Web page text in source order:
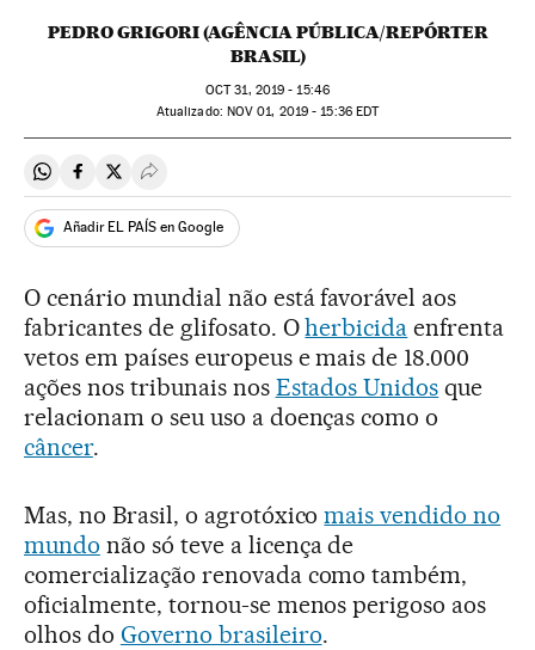
PEDRO GRIGORI (AGÊNCIA PÚBLICA/REPÓRTER
BRASIL)
OCT31, 2019 - 15:46
atualizado: NOV 01, 2019 - 15:36EDT
Compartir en Whatsapp
Compartir en Facebook
Compartir en Twitter
Desplegar Redes Sociales
Añadir EL PAÍS en Google
O cenário mundial não está favorável aos
fabricantes de glifosato. Oherbicida enfrenta
vetos em países europeus e mais de 18.000
ações nos tribunais nos Estados Unidos que
relacionam o seu uso a doenças como o
câncer.
Mas, no Brasil, o agrotóxicomais vendido no
mundo não só teve a licença de
comercialização renovada como também,
oficialmente, tornou-se menos perigoso aos
olhos do Governo brasileiro.